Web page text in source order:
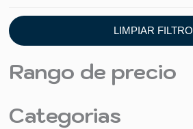
LIMPIAR FILTRO
Rango de precio
Categorias